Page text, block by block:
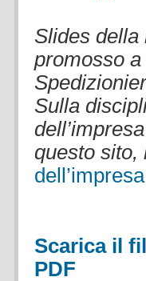
Slides della
promosso
Sulla
questo sito,
Scarica il
PDF